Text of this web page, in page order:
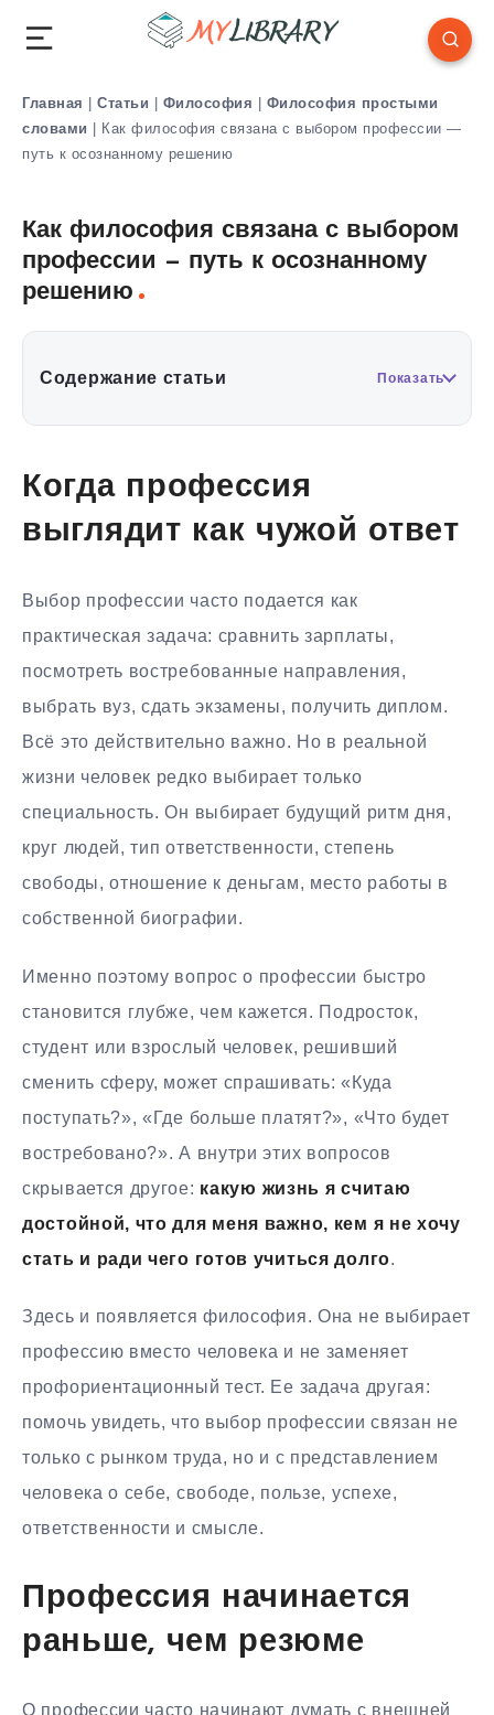
Главная | Статьи | Философия | Философия простыми
словами | Как философия связана с выбором профессии —
путь к осознанному решению
Как философия связана с выбором
профессии — путь к осознанному
решению
Содержание статьи Показать
Когда профессия
выглядит как чужой ответ
Выбор профессии часто подается как
практическая задача: сравнить зарплаты,
посмотреть востребованные направления,
выбрать вуз, сдать экзамены, получить диплом.
Всё это действительно важно. Но в реальной
жизни человек редко выбирает только
специальность. Он выбирает будущий ритм дня,
круг людей, тип ответственности, степень
свободы, отношение к деньгам, место работы в
собственной биографии.
Именно поэтому вопрос о профессии быстро
становится глубже, чем кажется. Подросток,
студент или взрослый человек, решивший
сменить сферу, может спрашивать: «Куда
поступать?», «Где больше платят?», «Что будет
востребовано?». А внутри этих вопросов
скрывается другое: какую жизнь я считаю
достойной, что для меня важно, кем я не хочу
стать и ради чего готов учиться долго.
Здесь и появляется философия. Она не выбирает
профессию вместо человека и не заменяет
профориентационный тест. Ее задача другая:
помочь увидеть, что выбор профессии связан не
только с рынком труда, но и с представлением
человека о себе, свободе, пользе, успехе,
ответственности и смысле.
Профессия начинается
раньше, чем резюме
О профессии часто начинают думать с внешней